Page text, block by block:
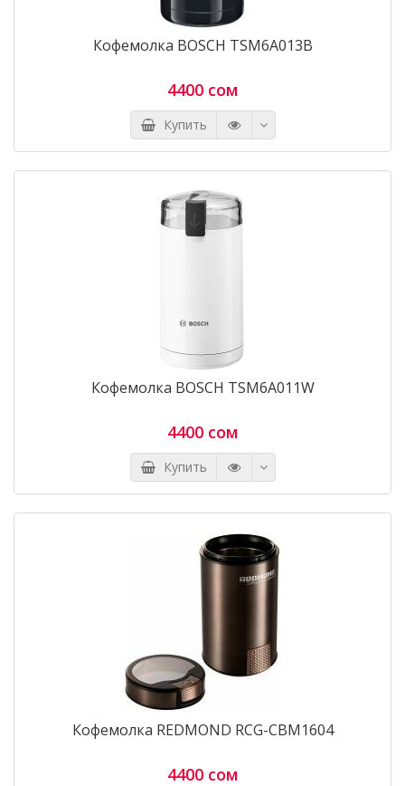
Кофемолка BOSCH TSM6A013B
4400 сом
Купить
Кофемолка BOSCH TSM6A011W
4400 сом
Купить
Кофемолка REDMOND RCG-CBM1604
4400 сом